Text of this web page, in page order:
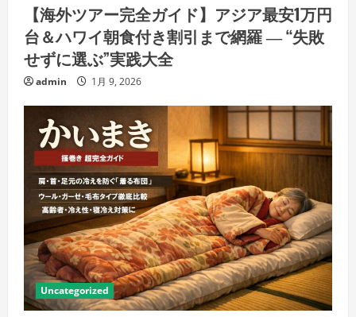
【海外ツアー完全ガイド】アジア最安1万円
台＆ハワイ朝食付き割引まで網羅 ― “失敗
せずに選ぶ”実践大全
admin 1月 9, 2026
Uncategorized